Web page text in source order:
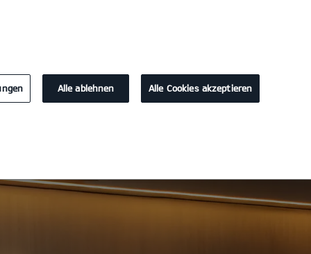
Alle ablehnen Alle Cookies akzeptieren